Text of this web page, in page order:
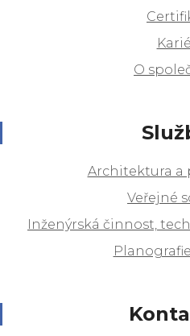
O
Architektura a
Veřejné
Inženýrská činnost,